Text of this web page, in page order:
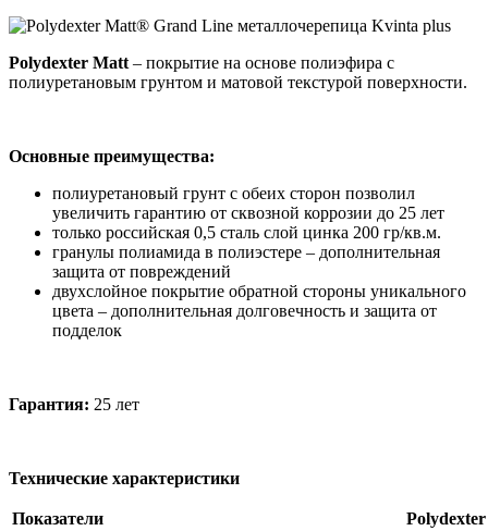
Polydexter Matt – покрытие на основе полиэфира с
полиуретановым грунтом и матовой текстурой поверхности.
Основные преимущества:
полиуретановый грунт с обеих сторон позволил
увеличить гарантию от сквозной коррозии до 25 лет
только российская 0,5 сталь слой цинка 200 гр/кв.м.
гранулы полиамида в полиэстере – дополнительная
защита от повреждений
двухслойное покрытие обратной стороны уникального
цвета – дополнительная долговечность и защита от
подделок
Гарантия: 25 лет
Технические характеристики
Показатели